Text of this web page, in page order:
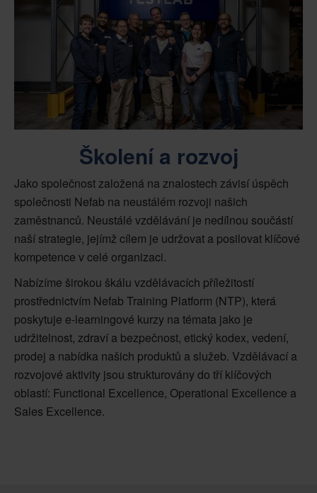
Školení a rozvoj
Jako společnost založená na znalostech závisí úspěch
společnosti Nefab na neustálém rozvoji našich
zaměstnanců. Neustálé vzdělávání je nedílnou součástí
naší strategie, jejímž cílem je udržovat a posilovat klíčové
kompetence v celé organizaci.
Nabízíme širokou škálu vzdělávacích příležitostí
prostřednictvím Nefab Training Platform (NTP), která
poskytuje e-learningové kurzy na témata jako je
udržitelnost, zdraví a bezpečnost, etický kodex, vedení,
prodej a nabídka našich produktů a služeb. Vzdělávací a
rozvojové aktivity jsou strukturovány do tří klíčových
oblastí: Functional Excellence, Operational Excellence a
Sales Excellence.